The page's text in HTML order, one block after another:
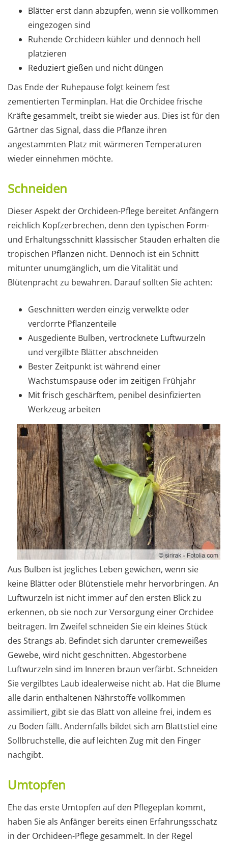
Blätter erst dann abzupfen, wenn sie vollkommen
eingezogen sind
Ruhende Orchideen kühler und dennoch hell
platzieren
Reduziert gießen und nicht düngen
Das Ende der Ruhepause folgt keinem fest
zementierten Terminplan. Hat die Orchidee frische
Kräfte gesammelt, treibt sie wieder aus. Dies ist für den
Gärtner das Signal, dass die Pflanze ihren
angestammten Platz mit wärmeren Temperaturen
wieder einnehmen möchte.
Schneiden
Dieser Aspekt der Orchideen-Pflege bereitet Anfängern
reichlich Kopfzerbrechen, denn den typischen Form-
und Erhaltungsschnitt klassischer Stauden erhalten die
tropischen Pflanzen nicht. Dennoch ist ein Schnitt
mitunter unumgänglich, um die Vitalität und
Blütenpracht zu bewahren. Darauf sollten Sie achten:
Geschnitten werden einzig verwelkte oder
verdorrte Pflanzenteile
Ausgediente Bulben, vertrocknete Luftwurzeln
und vergilbte Blätter abschneiden
Bester Zeitpunkt ist während einer
Wachstumspause oder im zeitigen Frühjahr
Mit frisch geschärftem, penibel desinfizierten
Werkzeug arbeiten
Aus Bulben ist jegliches Leben gewichen, wenn sie
keine Blätter oder Blütenstiele mehr hervorbringen. An
Luftwurzeln ist nicht immer auf den ersten Blick zu
erkennen, ob sie noch zur Versorgung einer Orchidee
beitragen. Im Zweifel schneiden Sie ein kleines Stück
des Strangs ab. Befindet sich darunter cremeweißes
Gewebe, wird nicht geschnitten. Abgestorbene
Luftwurzeln sind im Inneren braun verfärbt. Schneiden
Sie vergilbtes Laub idealerweise nicht ab. Hat die Blume
alle darin enthaltenen Nährstoffe vollkommen
assimiliert, gibt sie das Blatt von alleine frei, indem es
zu Boden fällt. Andernfalls bildet sich am Blattstiel eine
Sollbruchstelle, die auf leichten Zug mit den Finger
nachgibt.
Umtopfen
Ehe das erste Umtopfen auf den Pflegeplan kommt,
haben Sie als Anfänger bereits einen Erfahrungsschatz
in der Orchideen-Pflege gesammelt. In der Regel